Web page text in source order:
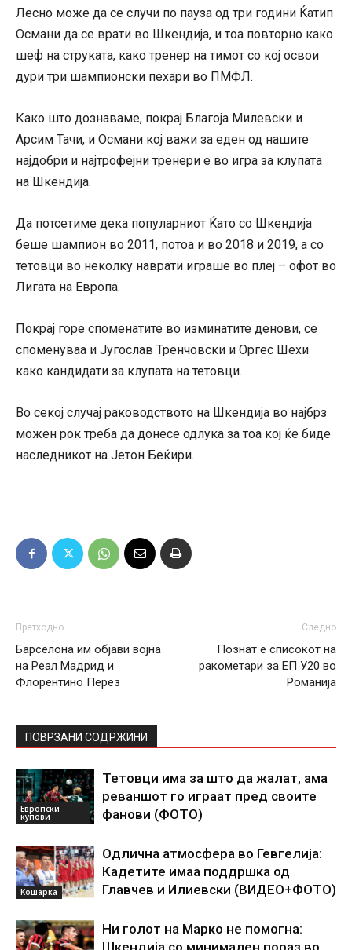
Лесно може да се случи по пауза од три години Ќатип
Османи да се врати во Шкендија, и тоа повторно како
шеф на струката, како тренер на тимот со кој освои
дури три шампионски пехари во ПМФЛ.
Како што дознаваме, покрај Благоја Милевски и
Арсим Тачи, и Османи кој важи за еден од нашите
најдобри и најтрофејни тренери е во игра за клупата
на Шкендија.
Да потсетиме дека популарниот Ќато со Шкендија
беше шампион во 2011, потоа и во 2018 и 2019, а со
тетовци во неколку наврати играше во плеј – офот во
Лигата на Европа.
Покрај горе споменатите во изминатите денови, се
споменуваа и Југослав Тренчовски и Оргес Шехи
како кандидати за клупата на тетовци.
Во секој случај раководството на Шкендија во најбрз
можен рок треба да донесе одлука за тоа кој ќе биде
наследникот на Јетон Беќири.
Претходно
Барселона им објави војна
на Реал Мадрид и
Флорентино Перез
Следно
Познат е списокот на
ракометари за ЕП У20 во
Романија
ПОВРЗАНИ СОДРЖИНИ
Европски
купови
Тетовци има за што да жалат, ама
реваншот го играат пред своите
фанови (ФОТО)
Кошарка
Одлична атмосфера во Гевгелија:
Кадетите имаа поддршка од
Главчев и Илиевски (ВИДЕО+ФОТО)
Ни голот на Марко не помогна: